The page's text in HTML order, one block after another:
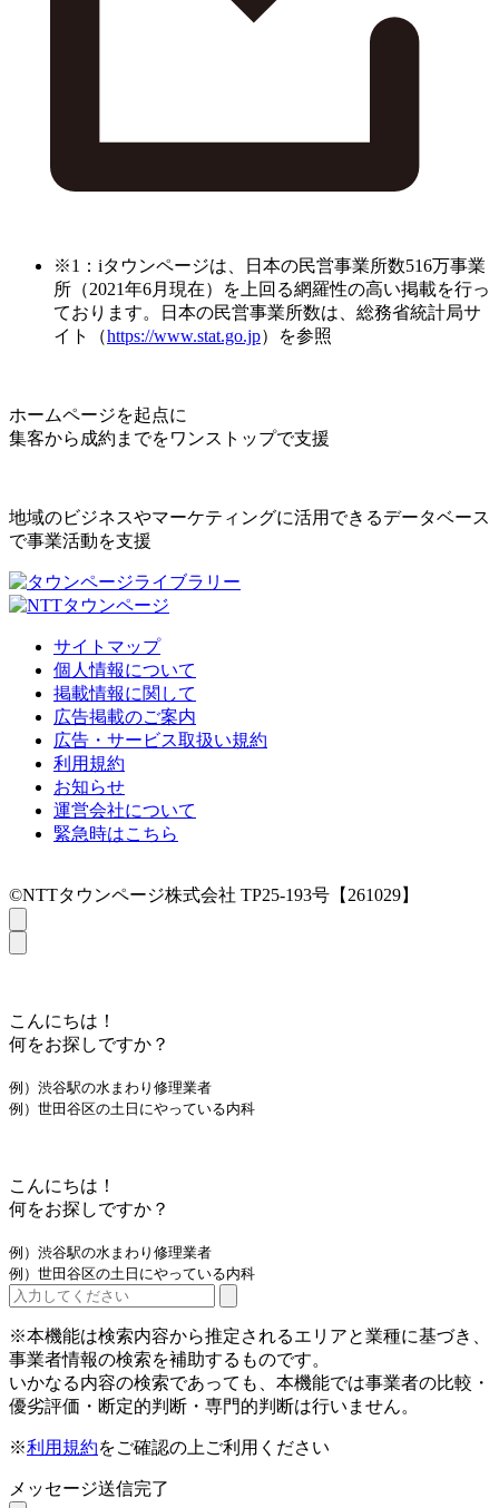
※1：iタウンページは、日本の民営事業所数516万事業
所（2021年6月現在）を上回る網羅性の高い掲載を行っ
ております。日本の民営事業所数は、総務省統計局サ
イト（https://www.stat.go.jp）を参照
ホームページを起点に
集客から成約までをワンストップで支援
地域のビジネスやマーケティングに活用できるデータベース
で事業活動を支援
サイトマップ
個人情報について
掲載情報に関して
広告掲載のご案内
広告・サービス取扱い規約
利用規約
お知らせ
運営会社について
緊急時はこちら
©NTTタウンページ株式会社 TP25-193号【261029】
こんにちは！
何をお探しですか？
例）渋谷駅の水まわり修理業者
例）世田谷区の土日にやっている内科
こんにちは！
何をお探しですか？
例）渋谷駅の水まわり修理業者
例）世田谷区の土日にやっている内科
※本機能は検索内容から推定されるエリアと業種に基づき、
事業者情報の検索を補助するものです。
いかなる内容の検索であっても、本機能では事業者の比較・
優劣評価・断定的判断・専門的判断は行いません。
※利用規約をご確認の上ご利用ください
メッセージ送信完了